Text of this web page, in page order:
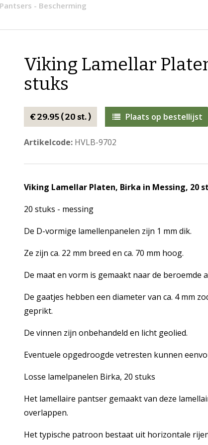
- Bescherming
Viking Lamellar
stuks
€ 29.95 ( 20 st. ) Plaats op bestellijst
Artikelcode:HVLB-9702
Viking Lamellar Platen, Birka in Messing, 20
20 stuks - messing
De D-vormige lamellenpanelen zijn 1 mm dik.
Ze zijn ca. 22 mm breed en ca. 70 mm hoog.
De maat en vorm is gemaakt naar de beroemde
De gaatjes hebben een diameter van ca. 4 mm
geprikt.
De vinnen zijn onbehandeld en licht geolied.
Eventuele opgedroogde vetresten kunnen
Losse lamelpanelen Birka, 20 stuks
Het lamellaire pantser gemaakt van deze
overlappen.
Het typische patroon bestaat uit horizontale